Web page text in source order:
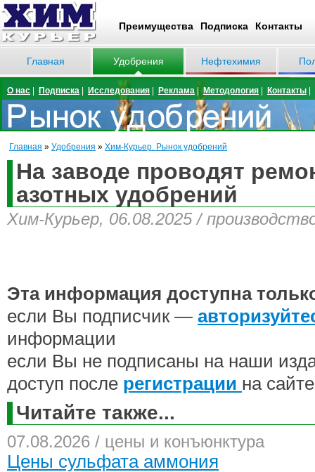
Преимущества Подписка Контакты
Главная Удобрения Нефтехимия
О нас Подписка Исследования Реклама Методология Контакты
Главная » Удобрения » Хим-Курьер. Рынок удобрений
На заводе проводят
азотных удобрений
Хим-Курьер, 06.08.2025 /
Эта информация доступна
если Вы подписчик —
информации
если Вы не подписаны на наши
доступ после регистрации на сайте
Читайте также...
07.08.2026 / цены и конъюнктура
Цены сульфата аммония